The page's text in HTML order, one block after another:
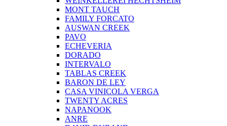
MONT TAUCH
FAMILY FORCATO
AUSWAN CREEK
PAVO
ECHEVERIA
DORADO
INTERVALO
TABLAS CREEK
BARON DE LEY
CASA VINICOLA VERGA
TWENTY ACRES
NAPANOOK
ANRE